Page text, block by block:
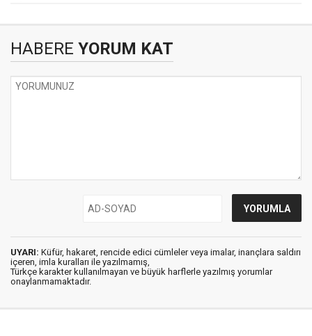
HABERE YORUM KAT
UYARI: Küfür, hakaret, rencide edici cümleler veya imalar, inançlara saldırı
içeren, imla kuralları ile yazılmamış,
Türkçe karakter kullanılmayan ve büyük harflerle yazılmış yorumlar
onaylanmamaktadır.